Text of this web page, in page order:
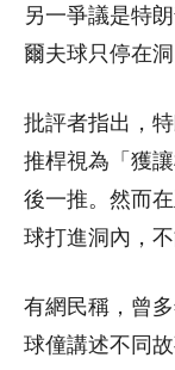
另一爭議是特
爾夫球只停在
批評者指出，
推桿視為「獲
後一推。然而
球打進洞內，
有網民稱，曾
球僮講述不同